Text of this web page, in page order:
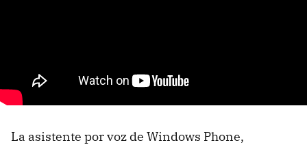
La asistente por voz de Windows Phone,